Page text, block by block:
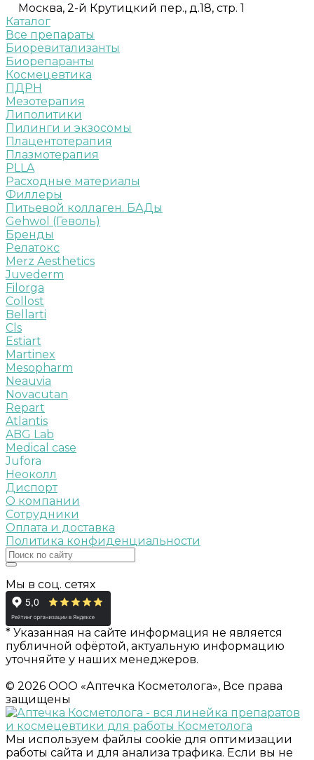
Москва, 2-й Крутицкий пер., д.18, стр. 1
Каталог
Все препараты
Биоревитализанты
Биорепаранты
Космецевтика
ПДРН
Мезотерапия
Липолитики
Пилинги и экзосомы
Плацентотерапия
Плазмотерапия
PLLA
Расходные материалы
Филлеры
Питьевой коллаген. БАДы
Gehwol (Геволь)
Бренды
Релатокс
Merz Aesthetics
Juvederm
Filorga
Collost
Bellarti
Cls
Estiart
Martinex
Mesopharm
Neauvia
Novacutan
Repart
Atlantis
ABG Lab
Medical case
Jufora
Неоколл
Диспорт
О компании
Сотрудники
Оплата и доставка
Политика конфиденциальности
Мы в соц. сетях
* Указанная на сайте информация не является
публичной офёртой, актуальную информацию
уточняйте у наших менеджеров.
© 2026 ООО «Аптечка Косметолога», Все права
защищены
Мы используем файлы cookie для оптимизации
работы сайта и для анализа трафика. Если вы не